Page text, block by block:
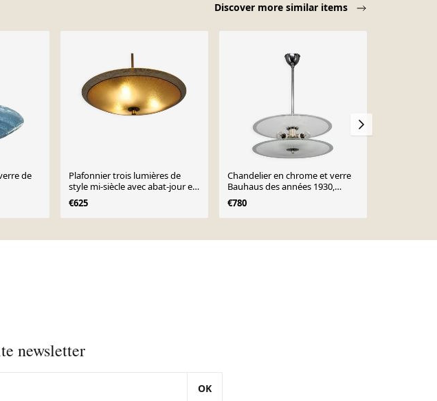
Discover more similar items
de
Plafonnier trois lumières de
style mi-siècle avec abat-jour en
verre texturé, années 1950
€625
Chandelier en chrome et verre
Bauhaus des années 1930,
Tchécoslovaquie
€780
newsletter
OK